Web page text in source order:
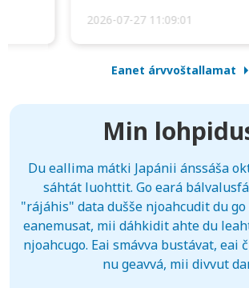
2026-07-27 11:09:01
Eanet árvvoštallamat
Min
Du eallima mátki Japánii ánssáša
sáhtát luohttit. Go eará
"rájáhis" data dušše njoahcudit du
eanemusat, mii dáhkidit ahte du
njoahcugo. Eai smávva bustávat, eai
nu geavvá, mii divvut